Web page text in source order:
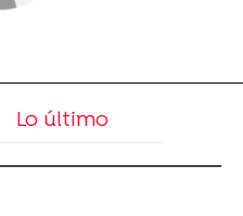
Lo último